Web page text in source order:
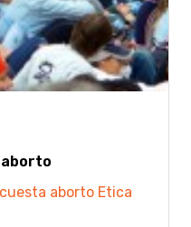
aborto
aborto Etica